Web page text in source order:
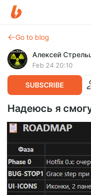
Go to blog
Алексей
Feb 24 20:10
SUBSCRIBE
Надеюсь я